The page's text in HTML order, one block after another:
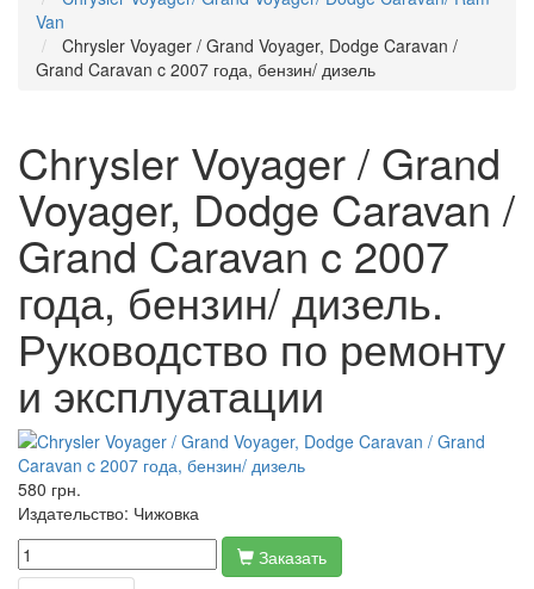
Van
Chrysler Voyager / Grand Voyager, Dodge Caravan /
Grand Caravan c 2007 года, бензин/ дизель
Chrysler Voyager / Grand
Voyager, Dodge Caravan /
Grand Caravan c 2007
года, бензин/ дизель.
Руководство по ремонту
и эксплуатации
580 грн.
Издательство: Чижовка
Заказать